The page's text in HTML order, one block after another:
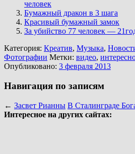
человек
Бумажный дракон в 3 шага
Красивый бумажный замок
За убийство 77 человек —
Категория: Креатив, Музыка,
Фотографии Метки: видео,
Опубликовано: 3 февраля 2013
Навигация по записям
← Засвет Рианны В Сталинграде
Интересное на других сайтах: